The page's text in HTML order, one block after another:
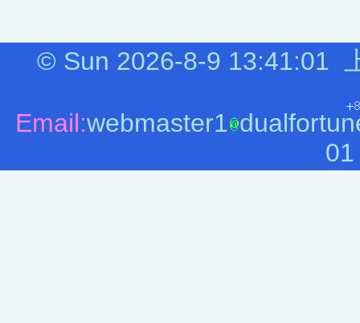
© Sun 2026-8-9 13:41:01
Email:webmaster1